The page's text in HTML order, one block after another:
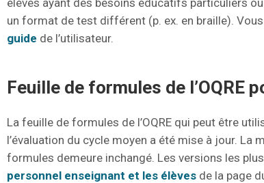
élèves ayant des besoins éducatifs particuliers
un format de test différent (p. ex. en braille).
guide de l’utilisateur.
Feuille de formules de l’OQRE
La feuille de formules de l’OQRE qui peut être
l’évaluation du cycle moyen a été mise à jour.
formules demeure inchangé. Les versions les
personnel enseignant et les élèves de la page